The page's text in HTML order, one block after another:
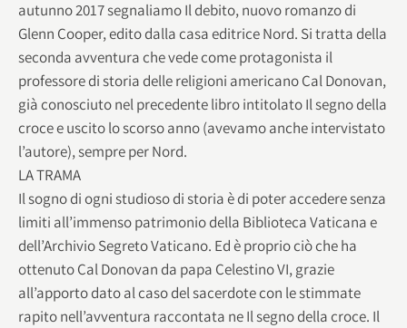
autunno 2017 segnaliamo Il debito, nuovo romanzo di
Glenn Cooper, edito dalla casa editrice Nord. Si tratta della
seconda avventura che vede come protagonista il
professore di storia delle religioni americano Cal Donovan,
già conosciuto nel precedente libro intitolato Il segno della
croce e uscito lo scorso anno (avevamo anche intervistato
l’autore), sempre per Nord.
LA TRAMA
Il sogno di ogni studioso di storia è di poter accedere senza
limiti all’immenso patrimonio della Biblioteca Vaticana e
dell’Archivio Segreto Vaticano. Ed è proprio ciò che ha
ottenuto Cal Donovan da papa Celestino VI, grazie
all’apporto dato al caso del sacerdote con le stimmate
rapito nell’avventura raccontata ne Il segno della croce. Il